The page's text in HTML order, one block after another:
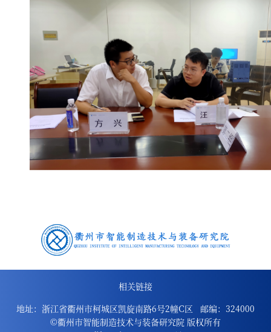
相关链接
地址：浙江省衢州市柯城区凯旋南路6号2幢C区
邮编：324000
©衢州市智能制造技术与装备研究院 版权所有